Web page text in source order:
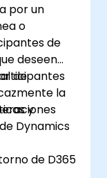
por un
o
de
deseen
de
la
y
Dynamics
de D365